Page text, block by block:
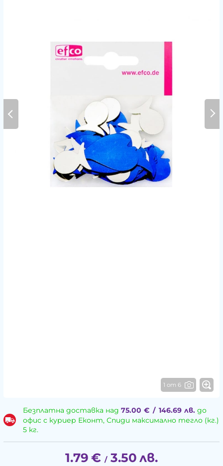
1 от 6
Безплатна доставка над 75.00 € / 146.69 лв.до
офис с куриер Еконт, Спиди максимално тегло (кг.)
5 кг.
1.79 € / 3.50 лв.